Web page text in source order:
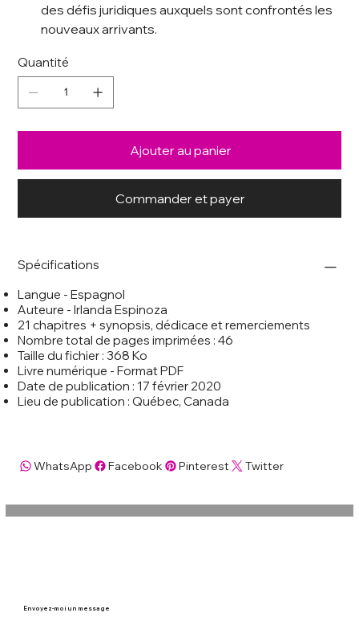
des défis juridiques auxquels sont confrontés les
nouveaux arrivants.
Quantité
Ajouter au panier
Commander et payer
Spécifications
Langue - Espagnol
Auteure - Irlanda Espinoza
21 chapitres + synopsis, dédicace et remerciements
Nombre total de pages imprimées : 46
Taille du fichier : 368 Ko
Livre numérique - Format PDF
Date de publication : 17 février 2020
Lieu de publication : Québec, Canada
Facebook
WhatsApp Twitter
Pinterest
Envoyez-moi un message